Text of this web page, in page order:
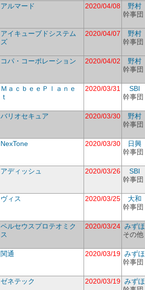
アルマード 2020/04/08
野村
幹事団
アイキューブドシステム
ズ
2020/04/07
野村
幹事団
コパ・コーポレーション 2020/04/02
野村
幹事団
ＭａｃｂｅｅＰｌａｎｅ
ｔ
2020/03/31
SBI
幹事団
バリオセキュア 2020/03/30
野村
幹事団
NexTone 2020/03/30
日興
幹事団
アディッシュ 2020/03/26
SBI
幹事団
ヴィス 2020/03/25
大和
幹事団
ペルセウスプロテオミク
ス
2020/03/24 みずほ
その他
関通 2020/03/19 みずほ
幹事団
ゼネテック 2020/03/19 みずほ